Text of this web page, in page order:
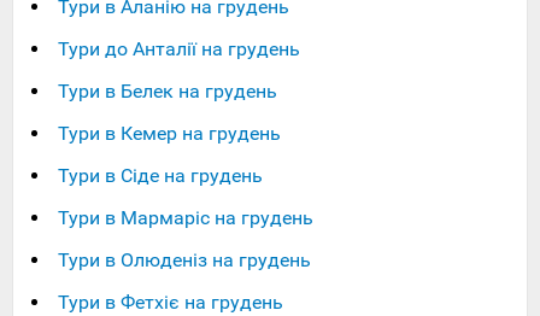
Тури в Аланію на грудень
Тури до Анталії на грудень
Тури в Белек на грудень
Тури в Кемер на грудень
Тури в Сіде на грудень
Тури в Мармаріс на грудень
Тури в Олюденіз на грудень
Тури в Фетхіє на грудень